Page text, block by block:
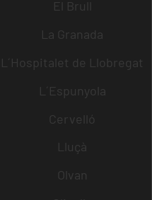
El Brull
La Granada
L´Hospitalet de Llobregat
L´Espunyola
Cervelló
Lluçà
Olvan